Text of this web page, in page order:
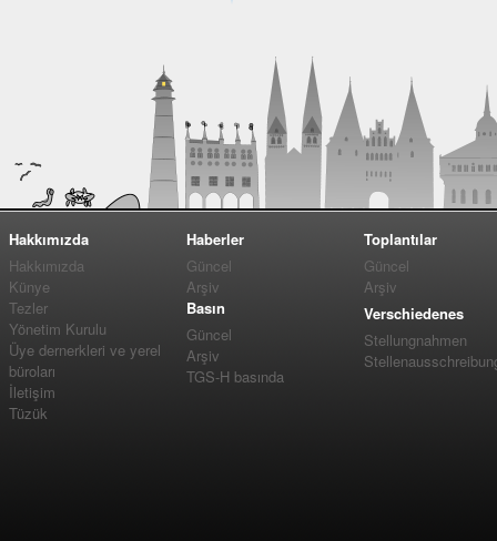
Hakkımızda
Hakkımızda
Künye
Tezler
Yönetim Kurulu
Üye dernerkleri ve yerel
büroları
İletişim
Tüzük
Haberler
Güncel
Arşiv
Basın
Güncel
Arşiv
TGS-H basında
Toplantılar
Güncel
Arşiv
Verschiedenes
Stellungnahmen